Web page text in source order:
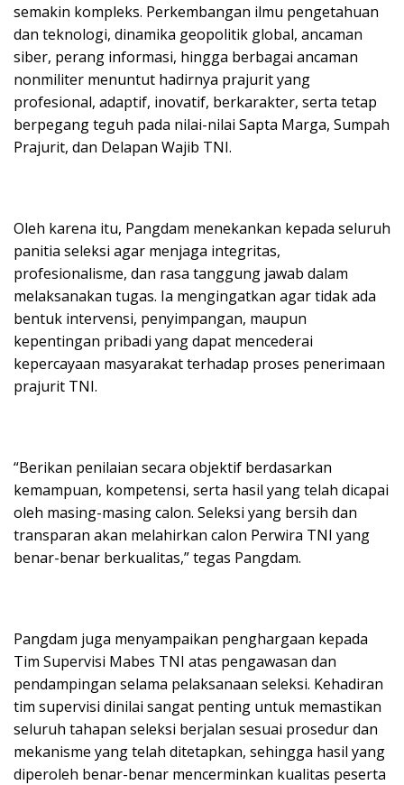
semakin kompleks. Perkembangan ilmu pengetahuan
dan teknologi, dinamika geopolitik global, ancaman
siber, perang informasi, hingga berbagai ancaman
nonmiliter menuntut hadirnya prajurit yang
profesional, adaptif, inovatif, berkarakter, serta tetap
berpegang teguh pada nilai-nilai Sapta Marga, Sumpah
Prajurit, dan Delapan Wajib TNI.
Oleh karena itu, Pangdam menekankan kepada seluruh
panitia seleksi agar menjaga integritas,
profesionalisme, dan rasa tanggung jawab dalam
melaksanakan tugas. Ia mengingatkan agar tidak ada
bentuk intervensi, penyimpangan, maupun
kepentingan pribadi yang dapat mencederai
kepercayaan masyarakat terhadap proses penerimaan
prajurit TNI.
“Berikan penilaian secara objektif berdasarkan
kemampuan, kompetensi, serta hasil yang telah dicapai
oleh masing-masing calon. Seleksi yang bersih dan
transparan akan melahirkan calon Perwira TNI yang
benar-benar berkualitas,” tegas Pangdam.
Pangdam juga menyampaikan penghargaan kepada
Tim Supervisi Mabes TNI atas pengawasan dan
pendampingan selama pelaksanaan seleksi. Kehadiran
tim supervisi dinilai sangat penting untuk memastikan
seluruh tahapan seleksi berjalan sesuai prosedur dan
mekanisme yang telah ditetapkan, sehingga hasil yang
diperoleh benar-benar mencerminkan kualitas peserta